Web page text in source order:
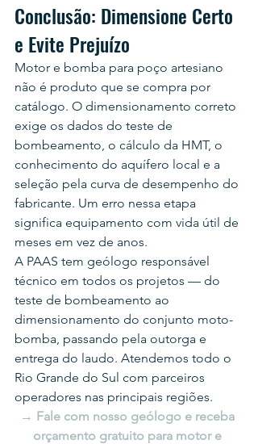
Conclusão: Dimensione Certo
e Evite Prejuízo
Motor e bomba para poço artesiano
não é produto que se compra por
catálogo. O dimensionamento correto
exige os dados do teste de
bombeamento, o cálculo da HMT, o
conhecimento do aquífero local e a
seleção pela curva de desempenho do
fabricante. Um erro nessa etapa
significa equipamento com vida útil de
meses em vez de anos.
A PAAS tem geólogo responsável
técnico em todos os projetos — do
teste de bombeamento ao
dimensionamento do conjunto moto-
bomba, passando pela outorga e
entrega do laudo. Atendemos todo o
Rio Grande do Sul com parceiros
operadores nas principais regiões.
→ Fale com nosso geólogo e receba
orçamento gratuito para motor e